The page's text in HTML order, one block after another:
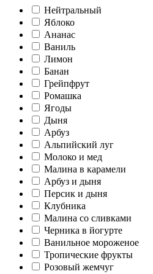
Нейтральный
Яблоко
Ананас
Ваниль
Лимон
Банан
Грейпфрут
Ромашка
Ягоды
Дыня
Арбуз
Альпийский луг
Молоко и мед
Малина в карамели
Арбуз и дыня
Персик и дыня
Клубника
Малина со сливками
Черника в йогурте
Ванильное мороженое
Тропические фрукты
Розовый жемчуг